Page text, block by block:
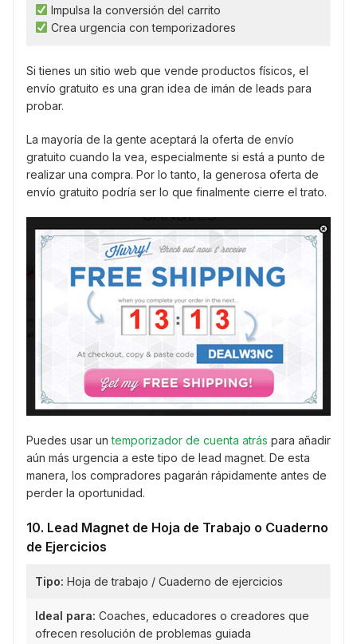
Impulsa la conversión del carrito
Crea urgencia con temporizadores
Si tienes un sitio web que vende productos físicos, el
envío gratuito es una gran idea de imán de leads para
probar.
La mayoría de la gente aceptará la oferta de envío
gratuito cuando la vea, especialmente si está a punto de
realizar una compra. Por lo tanto, la generosa oferta de
envío gratuito podría ser lo que finalmente cierre el trato.
Puedes usar untemporizador de cuenta atrás para añadir
aún más urgencia a este tipo de lead magnet. De esta
manera, los compradores pagarán rápidamente antes de
perder la oportunidad.
10. Lead Magnet de Hoja de Trabajo o Cuaderno
de Ejercicios
Tipo: Hoja de trabajo / Cuaderno de ejercicios
Ideal para: Coaches, educadores o creadores que
ofrecen resolución de problemas guiada